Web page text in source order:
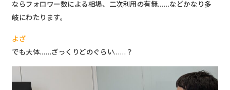
ならフォロワー数による相場、二次利用の有無……などかなり多
岐にわたります。
よざ
でも大体……ざっくりどのぐらい……？